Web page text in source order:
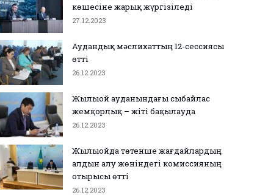
көшесіне жарық жүргізіледі
27.12.2023
Аудандық мәслихаттың 12-сессиясы
өтті
26.12.2023
Жылыой ауданындағы сыбайлас
жемқорлық – жіті бақылауда
26.12.2023
Жылыойда төтенше жағдайлардың
алдын алу жөніндегі комиссияның
отырысы өтті
26.12.2023